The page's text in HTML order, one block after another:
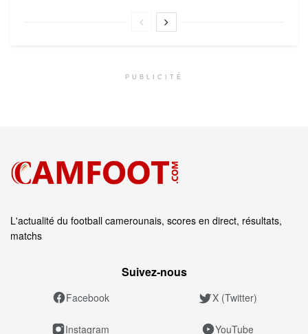
PUBLICITÉ
L'actualité du football camerounais, scores en direct, résultats,
matchs
Suivez‑nous
Facebook X (Twitter)
Instagram YouTube